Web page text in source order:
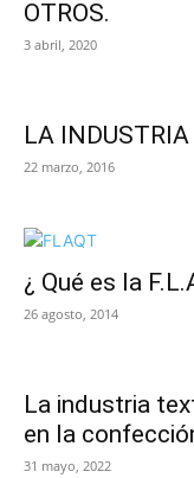
OTROS.
3 abril, 2020
LA
22 marzo, 2016
¿ Qué es la
26 agosto, 2014
La industria
en la
31 mayo, 2022